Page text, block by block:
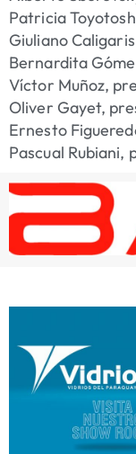
Patricia
Giuliano
Bernardita
Víctor Muñoz,
Oliver Gayet,
Ernesto
Pascual Rubiani,